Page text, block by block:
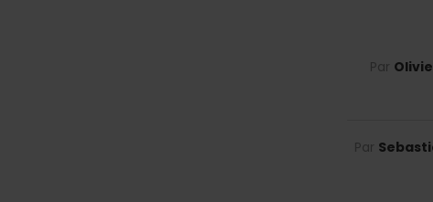
Par
Par